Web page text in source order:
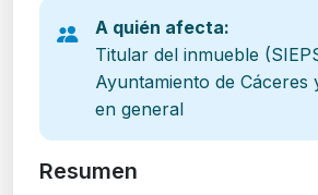
A quién afecta:
Titular del inmueble
Ayuntamiento de Cáceres
en general
Resumen